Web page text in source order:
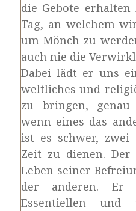
die Gebote
Tag, an welchem
um Mönch zu
auch nie die
Dabei lädt er uns
weltliches und
zu bringen, genau
wenn eines das
ist es schwer, zwei
Zeit zu dienen.
Leben seiner
der anderen. Er
Essentiellen